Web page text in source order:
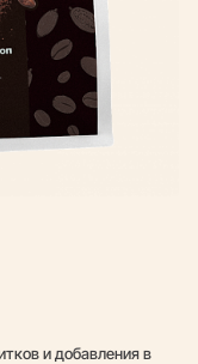
и добавления в